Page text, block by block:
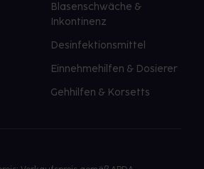
Blasenschwäche &
Inkontinenz
Desinfektionsmittel
Einnehmehilfen & Dosierer
Gehhilfen & Korsetts